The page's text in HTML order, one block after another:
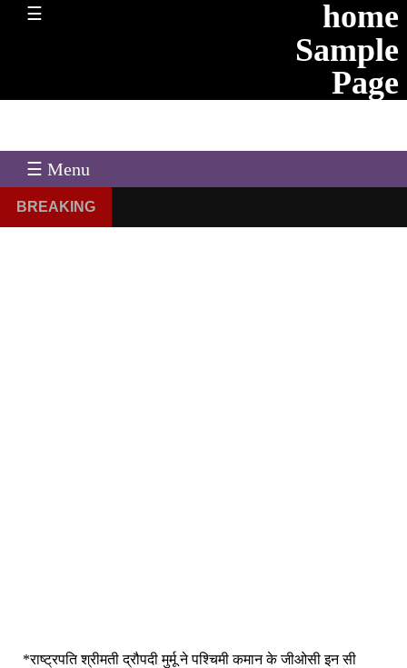
☰
home
Sample
Page
☰ Menu
BREAKING
*राष्ट्रपति श्रीमती द्रौपदी मुर्मू ने पश्चिमी कमान के जीओसी इन सी